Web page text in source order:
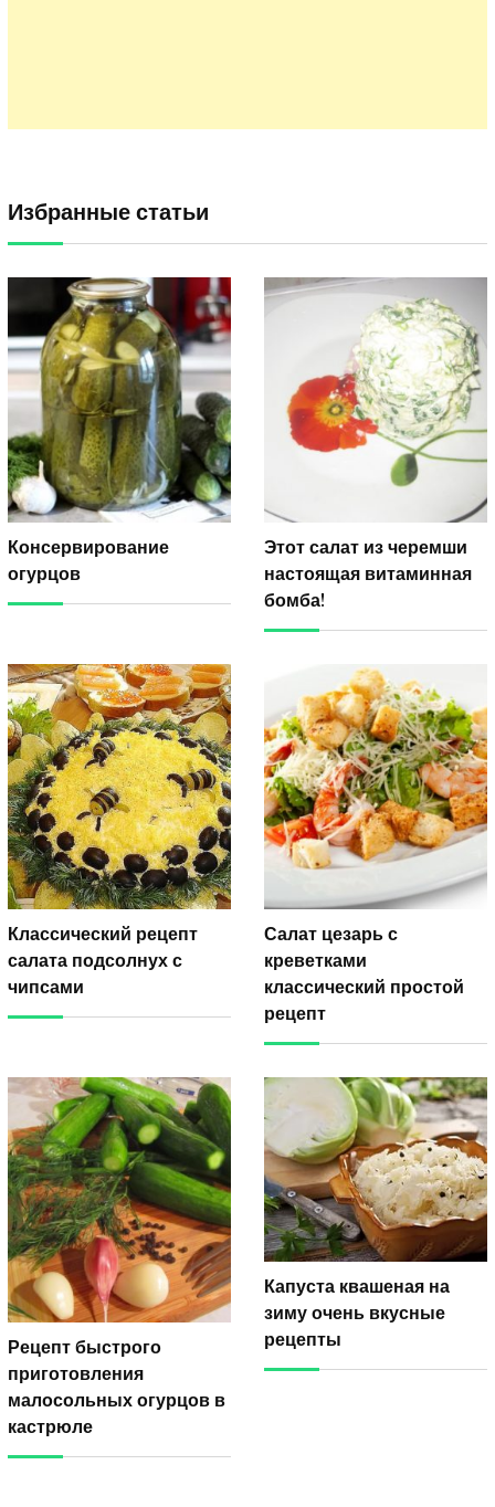
Избранные статьи
Консервирование
огурцов
Этот салат из черемши
настоящая витаминная
бомба!
Классический рецепт
салата подсолнух с
чипсами
Салат цезарь с
креветками
классический простой
рецепт
Рецепт быстрого
приготовления
малосольных огурцов в
кастрюле
Капуста квашеная на
зиму очень вкусные
рецепты